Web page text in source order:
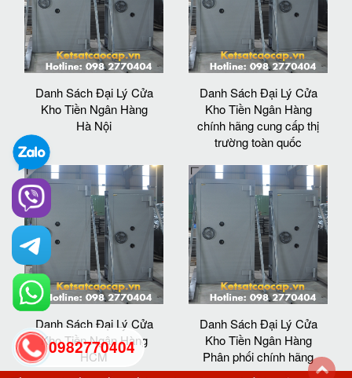
Danh Sách Đại Lý Cửa
Kho Tiền Ngân Hàng
Hà Nội
Danh Sách Đại Lý Cửa
Kho Tiền Ngân Hàng
chính hãng cung cấp thị
trường toàn quốc
Danh Sách Đại Lý Cửa
Kho Tiền Ngân Hàng
HCM
Danh Sách Đại Lý Cửa
Kho Tiền Ngân Hàng
Phân phối chính hãng
0982770404